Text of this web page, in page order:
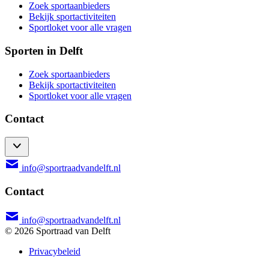
Zoek sportaanbieders
Bekijk sportactiviteiten
Sportloket voor alle vragen
Sporten in Delft
Zoek sportaanbieders
Bekijk sportactiviteiten
Sportloket voor alle vragen
Contact
info@sportraadvandelft.nl
Contact
info@sportraadvandelft.nl
© 2026 Sportraad van Delft
Privacybeleid